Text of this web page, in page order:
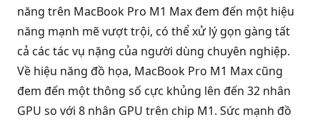
năng trên MacBook Pro M1 Max đem đến một hiệu
năng mạnh mẽ vượt trội, có thể xử lý gọn gàng tất
cả các tác vụ nặng của người dùng chuyên nghiệp.
Về hiệu năng đồ họa, MacBook Pro M1 Max cũng
đem đến một thông số cực khủng lên đến 32 nhân
GPU so với 8 nhân GPU trên chip M1. Sức mạnh đồ